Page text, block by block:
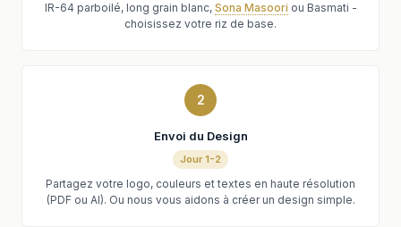
IR-64 parboilé, long grain blanc, Sona Masoori ou Basmati -
choisissez votre riz de base.
2
Envoi du Design
Jour 1-2
Partagez votre logo, couleurs et textes en haute résolution
(PDF ou AI). Ou nous vous aidons à créer un design simple.